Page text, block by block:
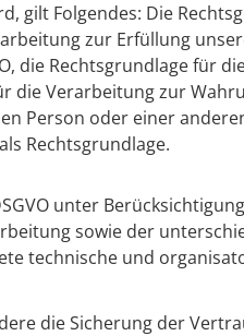
gilt Folgendes: Die
zur Erfüllung
die Rechtsgrundlage für
die Verarbeitung zur
Person oder einer
Rechtsgrundlage.
unter
sowie der
technische und
die Sicherung der